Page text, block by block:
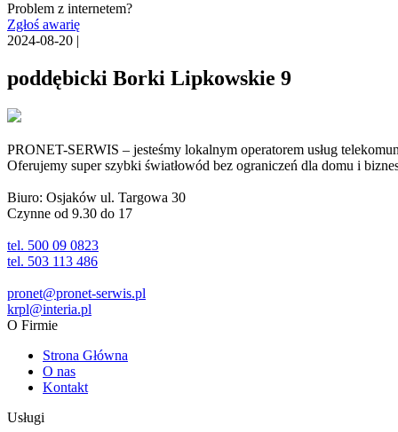
Problem z internetem?
Zgłoś awarię
2024-08-20 |
poddębicki Borki Lipkowskie 9
PRONET-SERWIS – jesteśmy lokalnym operatorem usług
Oferujemy super szybki światłowód bez ograniczeń dla domu i
Biuro: Osjaków ul. Targowa 30
Czynne od 9.30 do 17
tel. 500 09 0823
tel. 503 113 486
pronet@pronet-serwis.pl
krpl@interia.pl
O Firmie
Strona Główna
O nas
Kontakt
Usługi